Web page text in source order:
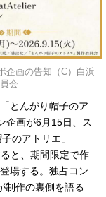
企画の告知（C）白浜
会
とんがり帽子のア
企画が6月15日、ス
のアトリエ」
と、期間限定で作
場する。独占コン
制作の裏側を語る